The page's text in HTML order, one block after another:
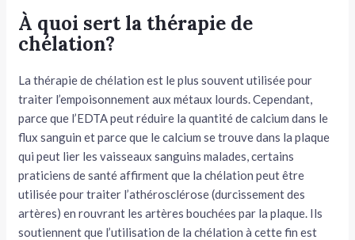
À quoi sert la thérapie de
chélation?
La thérapie de chélation est le plus souvent utilisée pour
traiter l’empoisonnement aux métaux lourds. Cependant,
parce que l’EDTA peut réduire la quantité de calcium dans le
flux sanguin et parce que le calcium se trouve dans la plaque
qui peut lier les vaisseaux sanguins malades, certains
praticiens de santé affirment que la chélation peut être
utilisée pour traiter l’athérosclérose (durcissement des
artères) en rouvrant les artères bouchées par la plaque. Ils
soutiennent que l’utilisation de la chélation à cette fin est